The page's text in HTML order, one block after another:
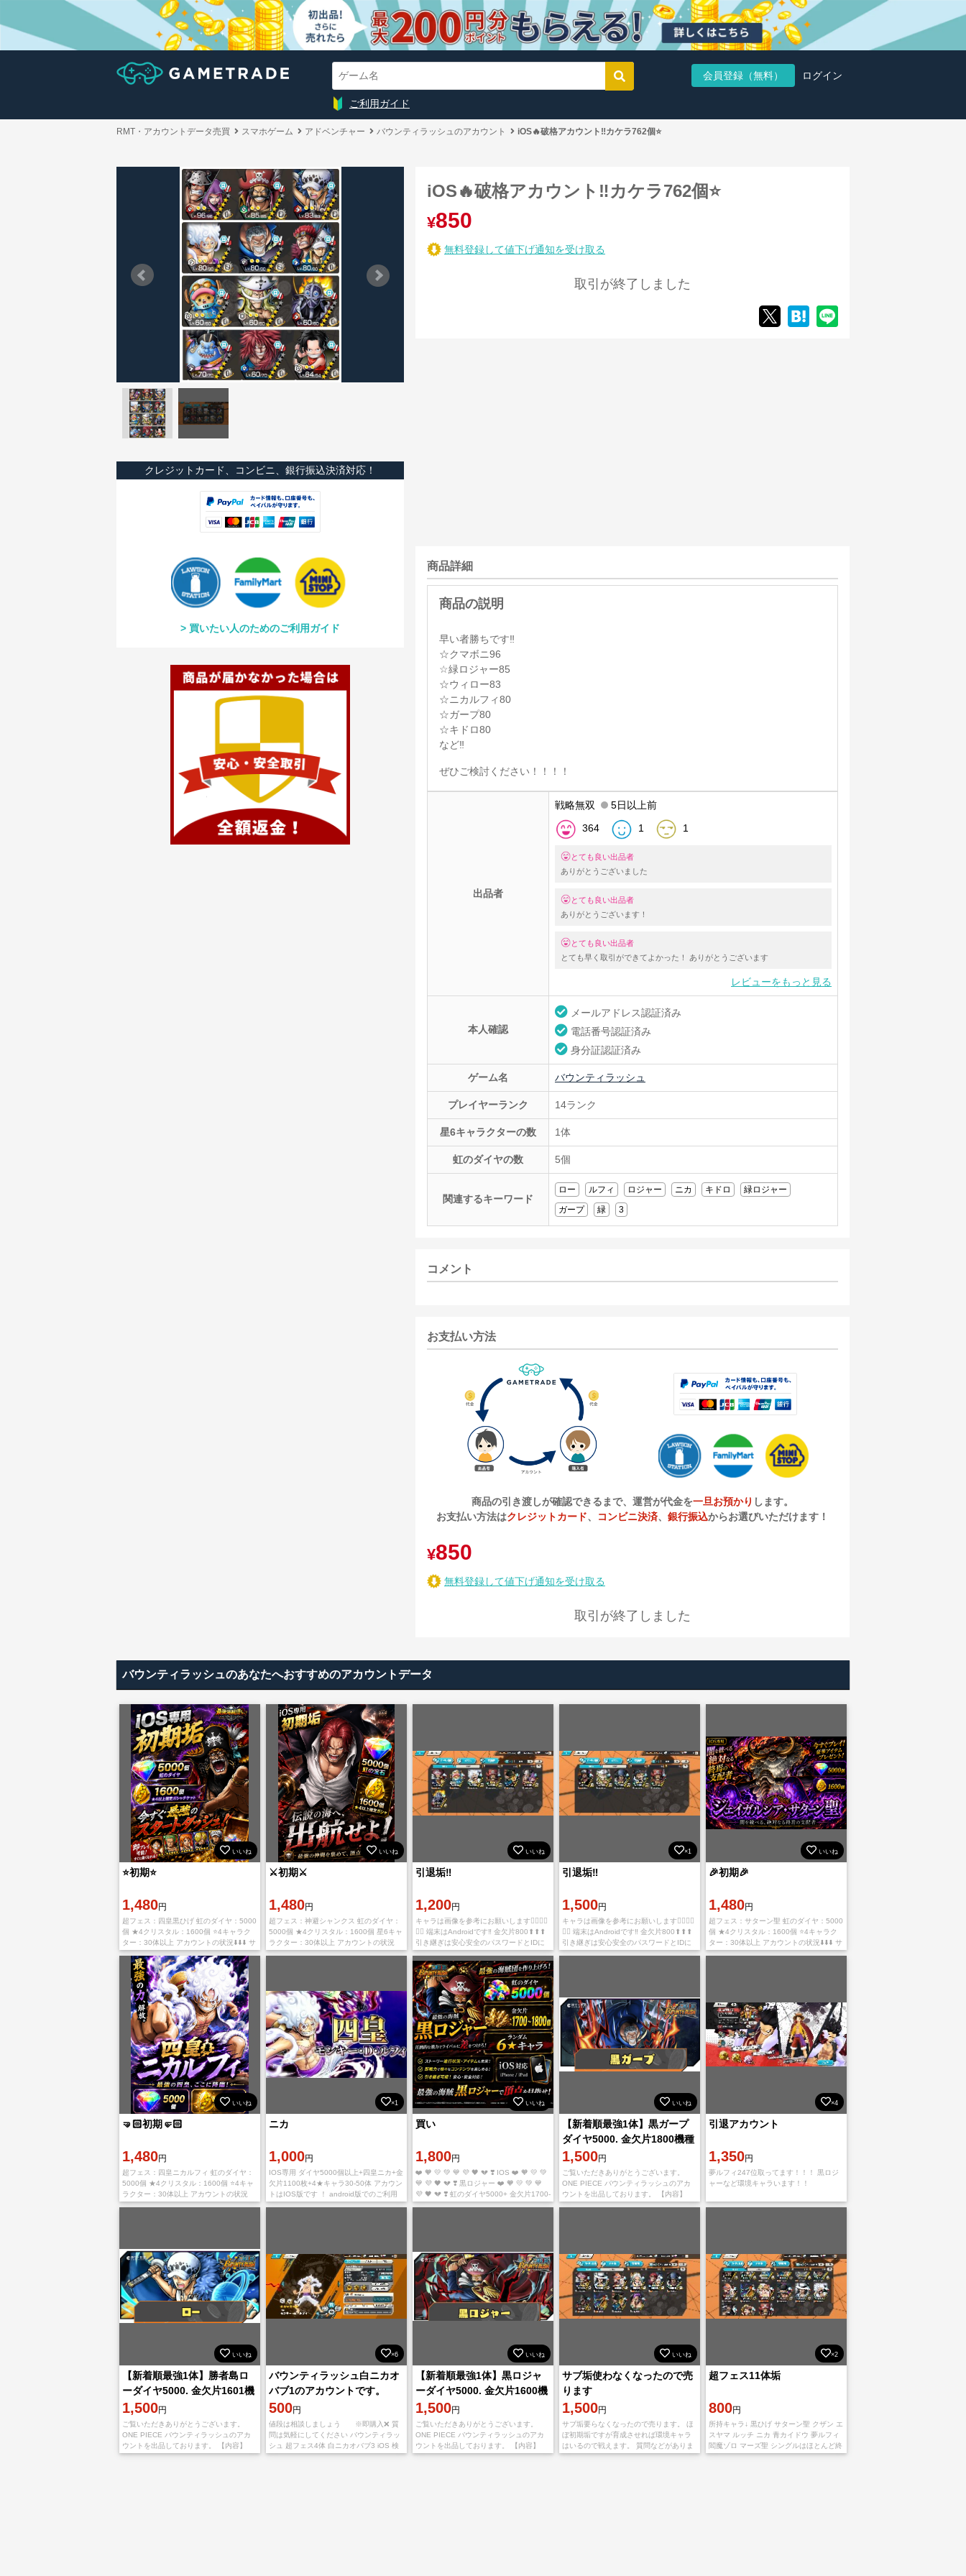
会員登録（無料） ログイン
ご利用ガイド
RMT・アカウントデータ売買 スマホゲーム アドベンチャー バウンティラッシュのアカウント iOS🔥破格アカウント‼️カケラ762個⭐️
クレジットカード、コンビニ、銀行振込決済対応！
買いたい人のためのご利用ガイド
iOS🔥破格アカウント‼️カケラ762個⭐️
¥850
無料登録して値下げ通知を受け取る
取引が終了しました
商品詳細
早い者勝ちです‼️
☆クマボニ96
☆緑ロジャー85
☆ウィロー83
☆ニカルフィ80
☆ガープ80
☆キドロ80
など‼️
ぜひご検討ください！！！！
出品者
戦略無双 5日以上前
364 1 1
とても良い出品者
ありがとうございました
とても良い出品者
ありがとうございます！
とても良い出品者
とても早く取引ができてよかった！ ありがとうございます
レビューをもっと見る
本人確認
メールアドレス認証済み
電話番号認証済み
身分証認証済み
ゲーム名 バウンティラッシュ
プレイヤーランク 14ランク
星6キャラクターの数 1体
虹のダイヤの数 5個
関連するキーワード
ロー ルフィ ロジャー ニカ キドロ
緑ロジャー
ガープ
緑 3
コメント
お支払い方法
商品の引き渡しが確認できるまで、運営が代金を一旦お預かり します。
お支払い方法はクレジットカード、 コンビニ決済、 銀行振込からお選びいただけます！
¥850
無料登録して値下げ通知を受け取る
取引が終了しました
バウンティラッシュのあなたへおすすめのアカウントデータ
いいね
⭐初期⭐
1,480円
超フェス：四皇黒ひげ 虹のダイヤ：5000
個 ★4クリスタル：1600個 ⭐4キャラク
ター：30体以上 アカウントの状況⬇️⬇️⬇️ サ
ーバー：日本 iOS専用アカウント プレイ
ヤーランク：1-3 キ
いいね
⚔️初期⚔️
1,480円
超フェス：神避シャンクス 虹のダイヤ：
5000個 ★4クリスタル：1600個 星6キャ
ラクター：30体以上 アカウントの状況
⬇️⬇️⬇️ サーバー：日本 iOS専用アカウント
いいね
引退垢‼️
1,200円
キャラは画像を参考にお願いします🙇‍♀️🙇‍♀️
🙇‍♀️ 端末はAndroidです‼️ 金欠片800⬆⬆⬆
引き継ぎは安心安全のパスワードとIDに
なります😌 値下げ、取り置き、専
×1
引退垢‼️
1,500円
キャラは画像を参考にお願いします🙇‍♀️🙇‍♀️
🙇‍♀️ 端末はAndroidです‼️ 金欠片800⬆⬆⬆
引き継ぎは安心安全のパスワードとIDに
なります😌 値下げ、取り置き、専
いいね
🎉初期🎉
1,480円
超フェス：サターン聖 虹のダイヤ：5000
個 ★4クリスタル：1600個 ⭐4キャラク
ター：30体以上 アカウントの状況⬇️⬇️⬇️ サ
ーバー：日本 iOS専用アカウント プレイ
いいね
🤜🏻初期🤛🏻
1,480円
超フェス：四皇ニカルフィ 虹のダイヤ：
5000個 ★4クリスタル：1600個 ⭐4キャ
ラクター：30体以上 アカウントの状況
⬇️⬇️⬇️ サーバー：日本 iOS専用アカウント
×1
ニカ
1,000円
IOS専用 ダイヤ5000個以上+四皇ニカ+金
欠片1100枚+4★キャラ30-50体 アカウン
トはIOS版です ！ android版でのご利用
の場合、石が引き継ぎ時に消滅します。
いいね
買い
1,800円
❤️ 🧡 💛 💚 💙 💜 🖤 💔 ❣️ IOS ❤️ 🧡 💛 💚
💙 💜 🖤 💔 ❣️ 黒ロジャー ❤️ 🧡 💛 💚 💙
💜 🖤 💔 ❣️ 虹のダイヤ5000+ 金欠片1700-
1800 ランダム
いいね
【新着順最強1体】黒ガープ
ダイヤ5000. 金欠片1800機種
IOS
1,500円
ご覧いただきありがとうございます。
ONE PIECE バウンティラッシュのアカ
ウントを出品しております。 【内容】
IOS初期垢 黒ガープ ダイヤ5000~6500個
×4
引退アカウント
1,350円
夢ルフィ247位取ってます！！！ 黒ロジ
ャーなど環境キャラいます！！
いいね
【新着順最強1体】勝者島ロ
ーダイヤ5000. 金欠片1601機
種 IOS
1,500円
ご覧いただきありがとうございます。
ONE PIECE バウンティラッシュのアカ
ウントを出品しております。 【内容】
IOS初期垢 勝者島ロー ダイヤ5000~6500
×6
バウンティラッシュ白ニカオ
バブ1のアカウントです。
500円
値段は相談しましょう ※即購入❌ 質
問は気軽にしてください バウンティラッ
シュ 超フェス4体 白ニカオバブ3 iOS 検
索キーワード： 超ゾロサンジ両翼、超イ
いいね
【新着順最強1体】黒ロジャ
ーダイヤ5000. 金欠片1600機
種IOS
1,500円
ご覧いただきありがとうございます。
ONE PIECE バウンティラッシュのアカ
ウントを出品しております。 【内容】
IOS初期垢 黒ロジャー ダイヤ5000~6500
いいね
サブ垢使わなくなったので売
ります
1,500円
サブ垢要らなくなったので売ります。 ほ
ぼ初期垢ですが育成させれば環境キャラ
はいるので戦えます。 質問などがありま
したら、なんでもお申し付けください。 ･
×2
超フェス11体垢
800円
所持キャラ↓ 黒ひげ サターン聖 クザン エ
スヤマ ルッチ ニカ 青カイドウ 夢ルフィ
閻魔ゾロ マーズ聖 シングルはほとんど終
わっています。 入金確認後、グーグルア